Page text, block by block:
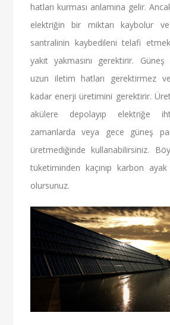
hatları kurması anlamına gelir.
elektriğin bir miktarı kaybolur
santralinin kaybedileni telafi
yakıt yakmasını gerektirir.
uzun iletim hatları gerektirmez
kadar enerji üretimini gerektirir.
akülere depolayıp elektriğe
zamanlarda veya gece güneş
üretmediğinde kullanabilirsiniz.
tüketiminden kaçınıp karbon
olursunuz.